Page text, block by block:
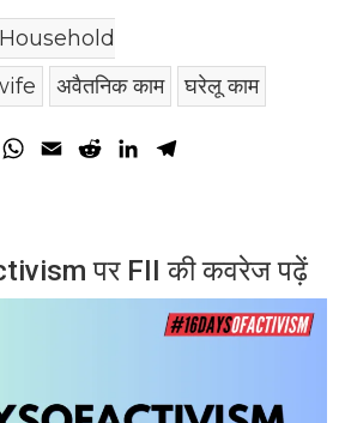
Household
अवैतनिक काम घरेलू काम
TwitterWhatsApp
Email RedditLinkedIn
पर FII की कवरेज पढ़ें